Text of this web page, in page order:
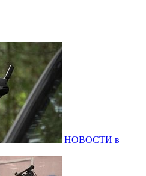
НОВОСТИ в